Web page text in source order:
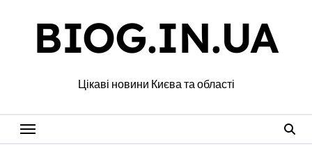
BIOG.IN.UA
Цікаві новини Києва та області